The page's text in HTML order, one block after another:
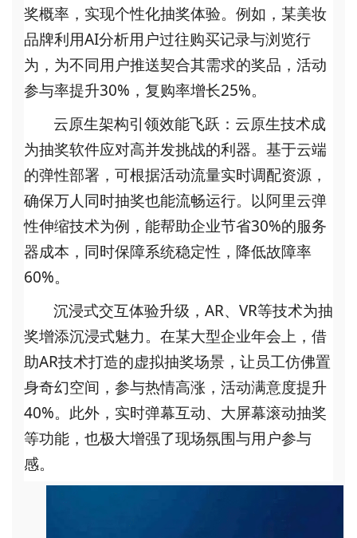
奖概率，实现个性化抽奖体验。例如，某美妆
品牌利用AI分析用户过往购买记录与浏览行
为，为不同用户推送契合其需求的奖品，活动
参与率提升30%，复购率增长25%。
云原生架构引领效能飞跃 ：云原生技术成
为抽奖软件应对高并发挑战的利器。基于云端
的弹性部署，可根据活动流量实时调配资源，
确保万人同时抽奖也能流畅运行。以阿里云弹
性伸缩技术为例，能帮助企业节省30%的服务
器成本，同时保障系统稳定性，降低故障率
60%。
沉浸式交互体验升级 ， AR、VR等技术为抽
奖增添沉浸式魅力。在某大型企业年会上，借
助AR技术打造的虚拟抽奖场景，让员工仿佛置
身奇幻空间，参与热情高涨，活动满意度提升
40%。此外，实时弹幕互动、大屏幕滚动抽奖
等功能，也极大增强了现场氛围与用户参与
感。